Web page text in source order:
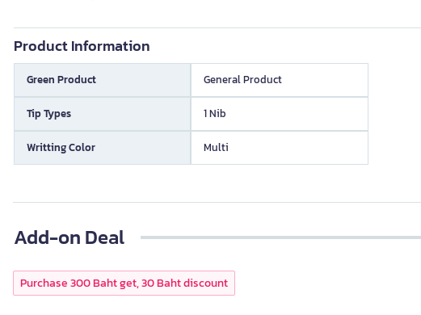
Product Information
Green Product General Product
Tip Types 1 Nib
Writting Color Multi
Add-on Deal
Purchase 300 Baht get, 30 Baht discount